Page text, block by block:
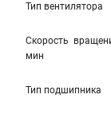
Тип вентилятора
Скорость
мин
Тип подшипника